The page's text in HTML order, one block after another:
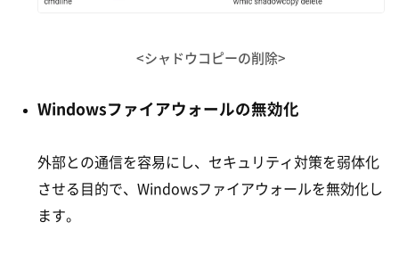
<シャドウコピーの削除>
Windowsファイアウォールの無効化
外部との通信を容易にし、セキュリティ対策を弱体化
させる目的で、Windowsファイアウォールを無効化し
ます。